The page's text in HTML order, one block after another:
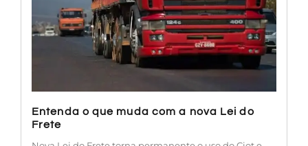
Entenda o que muda com a nova Lei do
Frete